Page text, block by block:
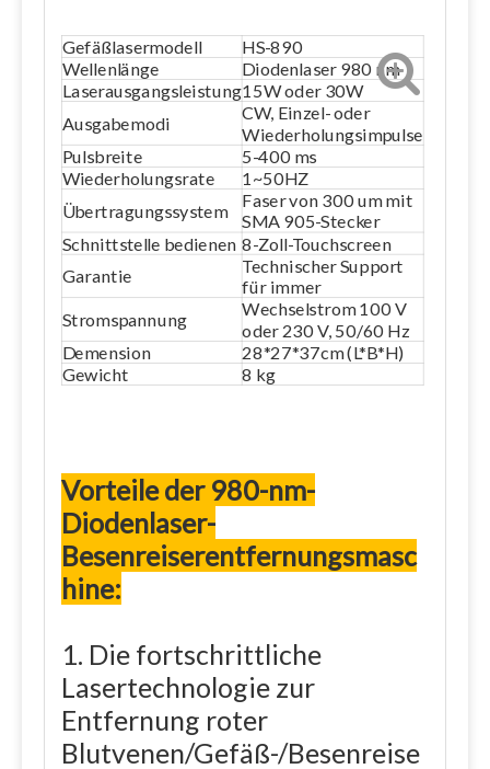
Gefäßlasermodell
HS-890
Wellenlänge
Diodenlaser 980 nm
Laserausgangsleistung15W oder 30W
Ausgabemodi
CW, Einzel- oder
Wiederholungsimpulse
Pulsbreite
5-400 ms
Wiederholungsrate
1~50HZ
Übertragungssystem
Faser von 300 um mit
SMA 905-Stecker
Schnittstelle bedienen 8-Zoll-Touchscreen
Garantie Technischer Support
für immer
Stromspannung
Wechselstrom 100 V
oder 230 V, 50/60 Hz
Demension
28*27*37cm (L*B*H)
Gewicht
8 kg
Vorteile der 980-nm-
Diodenlaser-
Besenreiserentfernungsmasc
hine:
1. Die fortschrittliche
Lasertechnologie zur
Entfernung roter
Blutvenen/Gefäß-/Besenreise